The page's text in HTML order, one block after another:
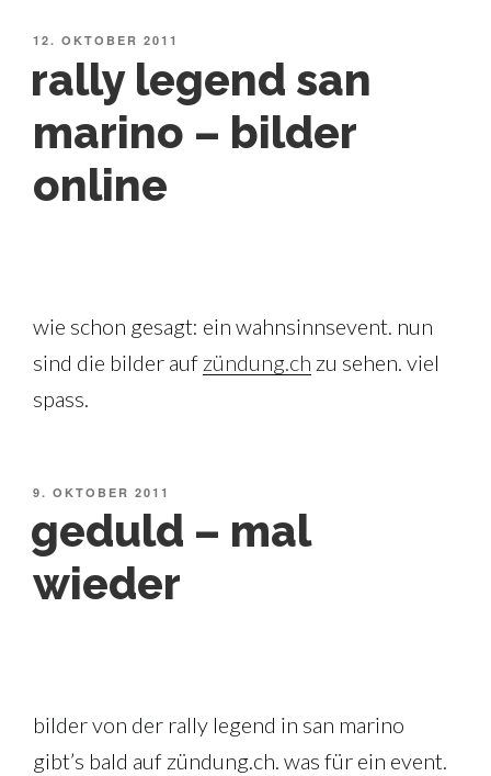
VERÖFFENTLICHT
12. OKTOBER 2011
rally legend san
marino – bilder
online
wie schon gesagt: ein wahnsinnsevent. nun
sind die bilder auf zündung.ch zu sehen. viel
spass.
VERÖFFENTLICHT
9. OKTOBER 2011
geduld – mal
wieder
bilder von der rally legend in san marino
gibt’s bald auf zündung.ch. was für ein event.